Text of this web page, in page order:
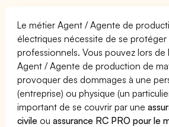
Le métier Agent / Agente de
électriques nécessite de se protéger
professionnels. Vous pouvez lors de
Agent / Agente de production de
provoquer des dommages à une
(entreprise) ou physique (un
important de se couvrir par une
civile ouassurance RC PRO pour le